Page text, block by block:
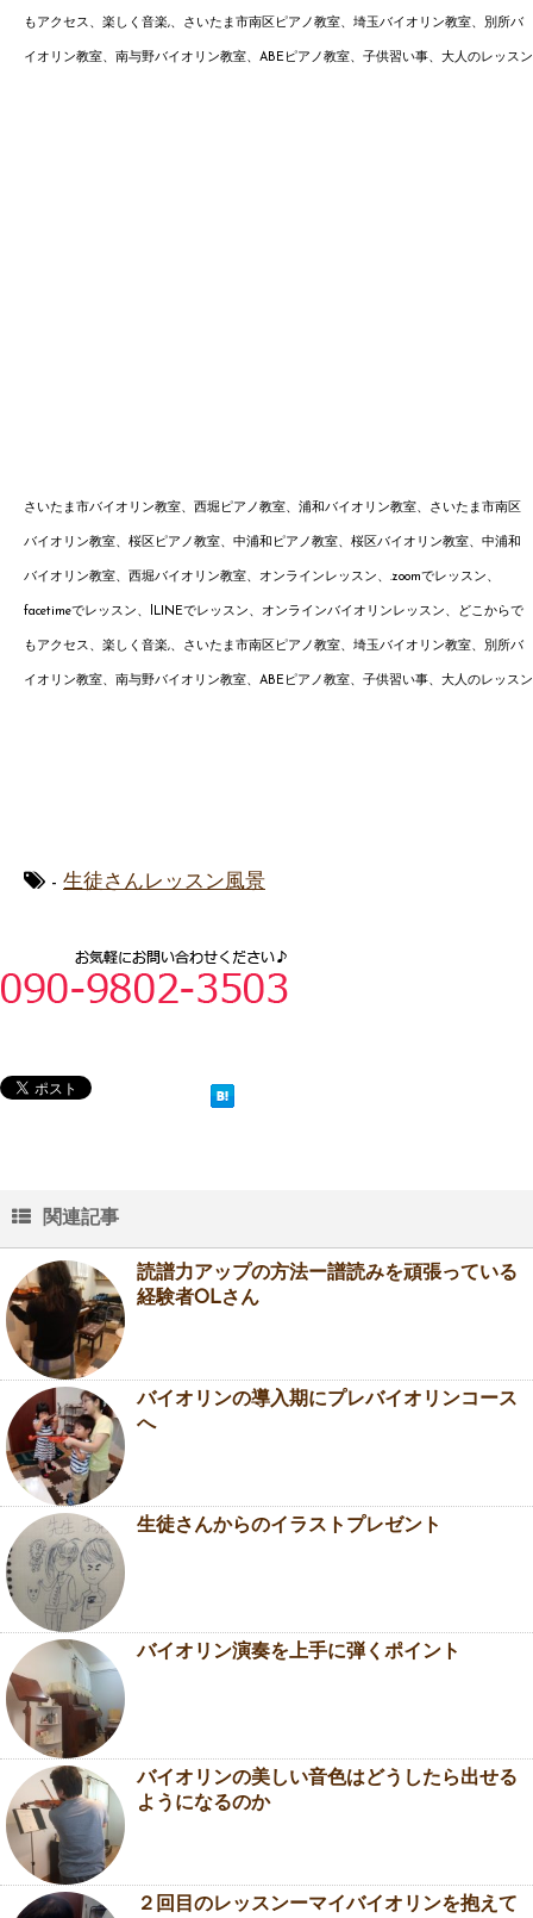
もアクセス、楽しく音楽,、 さいたま市南区ピアノ教室、埼玉バイオリン教室、別所バ
イオリン教室、南与野バイオ リン教室、ABEピアノ教室、子供習い事、大人のレッスン
さいたま市バイオリン教室、西堀ピアノ教室、浦和バイオリン教室、さいたま市南区
バイオリン教室、桜区ピアノ教室、中浦和ピアノ教室、桜区バイオリン教室、中浦和
バイオリン教室、西堀バイオリン教室、オンラインレッスン、.zoomでレッスン、
facetimeでレッスン、lLINEでレッスン、オンラインバイオリンレッスン、どこからで
もアクセス、楽しく音楽,、 さいたま市南区ピアノ教室、埼玉バイオリン教室、別所バ
イオリン教室、南与野バイオ リン教室、ABEピアノ教室、子供習い事、大人のレッスン
- 生徒さんレッスン風景
関連記事
読譜力アップの方法ー譜読みを頑張っている
経験者OLさん
バイオリンの導入期にプレバイオリンコース
へ
生徒さんからのイラストプレゼント
バイオリン演奏を上手に弾くポイント
バイオリンの美しい音色はどうしたら出せる
ようになるのか
２回目のレッスンーマイバイオリンを抱えて